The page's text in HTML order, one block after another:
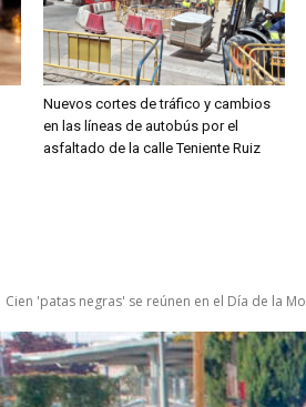
Nuevos cortes de tráfico y cambios
en las líneas de autobús por el
asfaltado de la calle Teniente Ruiz